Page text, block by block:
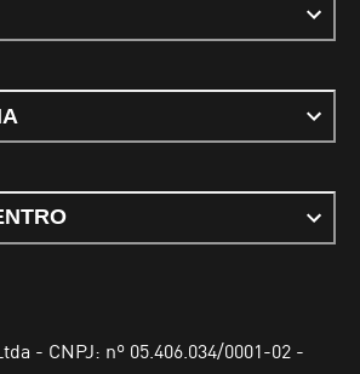
- CNPJ: nº 05.406.034/0001-02 -